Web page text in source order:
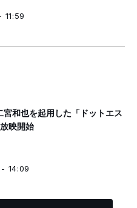
11:59
宮和也を起用した「ドットエス
映開始
14:09